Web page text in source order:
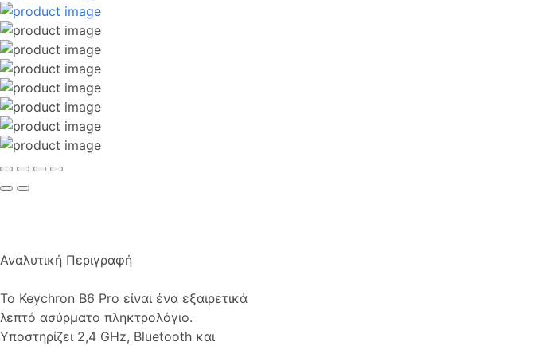
Αναλυτική Περιγραφή
Το Keychron B6 Pro είναι ένα εξαιρετικά
λεπτό ασύρματο πληκτρολόγιο.
Υποστηρίζει 2,4 GHz, Bluetooth και